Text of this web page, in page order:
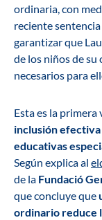
ordinaria, con
reciente
garantizar que
de los niños de su
necesarios para
Esta es la
inclusión efectiva
educativas
Según explica al
de la Fundació
que concluye que
ordinario reduce